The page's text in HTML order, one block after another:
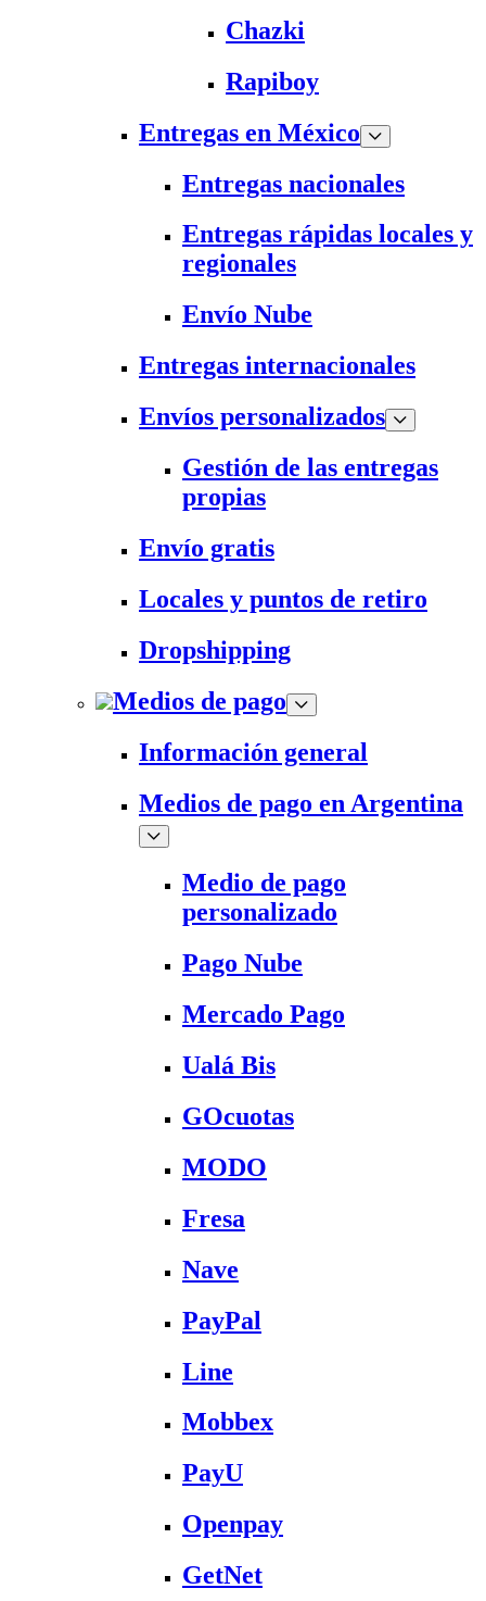
Chazki
Rapiboy
Entregas en México
Entregas nacionales
Entregas rápidas locales y
regionales
Envío Nube
Entregas internacionales
Envíos personalizados
Gestión de las entregas
propias
Envío gratis
Locales y puntos de retiro
Dropshipping
Medios de pago
Información general
Medios de pago en Argentina
Medio de pago
personalizado
Pago Nube
Mercado Pago
Ualá Bis
GOcuotas
MODO
Fresa
Nave
PayPal
Line
Mobbex
PayU
Openpay
GetNet